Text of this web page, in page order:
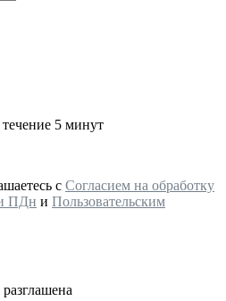
5 минут
с Согласием на обработку
ПДн и Пользовательским